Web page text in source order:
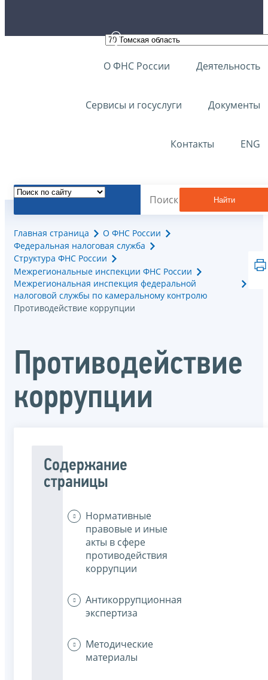
О ФНС России Деятельность
Сервисы и госуслуги Документы
Контакты ENG
Найти
Главная страница
О ФНС России
Федеральная налоговая служба
Структура ФНС России
Межрегиональные инспекции ФНС России
Межрегиональная инспекция федеральной
налоговой службы по камеральному контролю
Противодействие коррупции
Противодействие
коррупции
Содержание
страницы
Нормативные
правовые и иные
акты в сфере
противодействия
коррупции
Антикоррупционная
экспертиза
Методические
материалы